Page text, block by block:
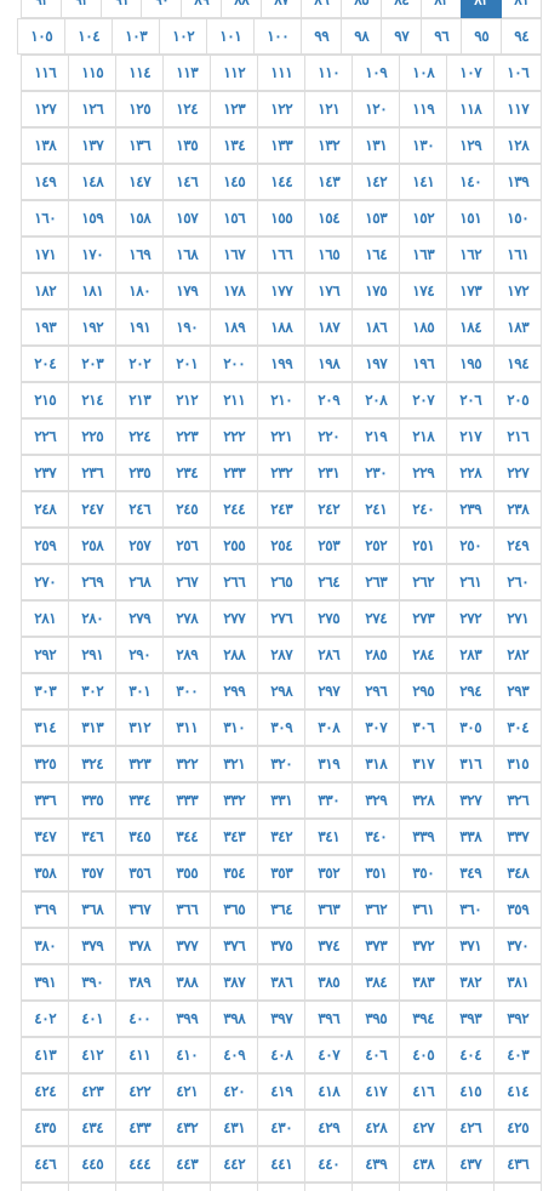
٩٤ ٩٥ ٩٦ ٩٧ ٩٨ ٩٩ ١٠٠ ١٠١ ١٠٢ ١٠٣ ١٠٤ ١٠٥
١٠٦ ١٠٧ ١٠٨ ١٠٩ ١١٠ ١١١ ١١٢ ١١٣ ١١٤ ١١٥ ١١٦
١١٧ ١١٨ ١١٩ ١٢٠ ١٢١ ١٢٢ ١٢٣ ١٢٤ ١٢٥ ١٢٦ ١٢٧
١٢٨ ١٢٩ ١٣٠ ١٣١ ١٣٢ ١٣٣ ١٣٤ ١٣٥ ١٣٦ ١٣٧ ١٣٨
١٣٩ ١٤٠ ١٤١ ١٤٢ ١٤٣ ١٤٤ ١٤٥ ١٤٦ ١٤٧ ١٤٨ ١٤٩
١٥٠ ١٥١ ١٥٢ ١٥٣ ١٥٤ ١٥٥ ١٥٦ ١٥٧ ١٥٨ ١٥٩ ١٦٠
١٦١ ١٦٢ ١٦٣ ١٦٤ ١٦٥ ١٦٦ ١٦٧ ١٦٨ ١٦٩ ١٧٠ ١٧١
١٧٢ ١٧٣ ١٧٤ ١٧٥ ١٧٦ ١٧٧ ١٧٨ ١٧٩ ١٨٠ ١٨١ ١٨٢
١٨٣ ١٨٤ ١٨٥ ١٨٦ ١٨٧ ١٨٨ ١٨٩ ١٩٠ ١٩١ ١٩٢ ١٩٣
١٩٤ ١٩٥ ١٩٦ ١٩٧ ١٩٨ ١٩٩ ٢٠٠ ٢٠١ ٢٠٢ ٢٠٣ ٢٠٤
٢٠٥ ٢٠٦ ٢٠٧ ٢٠٨ ٢٠٩ ٢١٠ ٢١١ ٢١٢ ٢١٣ ٢١٤ ٢١٥
٢١٦ ٢١٧ ٢١٨ ٢١٩ ٢٢٠ ٢٢١ ٢٢٢ ٢٢٣ ٢٢٤ ٢٢٥ ٢٢٦
٢٢٧ ٢٢٨ ٢٢٩ ٢٣٠ ٢٣١ ٢٣٢ ٢٣٣ ٢٣٤ ٢٣٥ ٢٣٦ ٢٣٧
٢٣٨ ٢٣٩ ٢٤٠ ٢٤١ ٢٤٢ ٢٤٣ ٢٤٤ ٢٤٥ ٢٤٦ ٢٤٧ ٢٤٨
٢٤٩ ٢٥٠ ٢٥١ ٢٥٢ ٢٥٣ ٢٥٤ ٢٥٥ ٢٥٦ ٢٥٧ ٢٥٨ ٢٥٩
٢٦٠ ٢٦١ ٢٦٢ ٢٦٣ ٢٦٤ ٢٦٥ ٢٦٦ ٢٦٧ ٢٦٨ ٢٦٩ ٢٧٠
٢٧١ ٢٧٢ ٢٧٣ ٢٧٤ ٢٧٥ ٢٧٦ ٢٧٧ ٢٧٨ ٢٧٩ ٢٨٠ ٢٨١
٢٨٢ ٢٨٣ ٢٨٤ ٢٨٥ ٢٨٦ ٢٨٧ ٢٨٨ ٢٨٩ ٢٩٠ ٢٩١ ٢٩٢
٢٩٣ ٢٩٤ ٢٩٥ ٢٩٦ ٢٩٧ ٢٩٨ ٢٩٩ ٣٠٠ ٣٠١ ٣٠٢ ٣٠٣
٣٠٤ ٣٠٥ ٣٠٦ ٣٠٧ ٣٠٨ ٣٠٩ ٣١٠ ٣١١ ٣١٢ ٣١٣ ٣١٤
٣١٥ ٣١٦ ٣١٧ ٣١٨ ٣١٩ ٣٢٠ ٣٢١ ٣٢٢ ٣٢٣ ٣٢٤ ٣٢٥
٣٢٦ ٣٢٧ ٣٢٨ ٣٢٩ ٣٣٠ ٣٣١ ٣٣٢ ٣٣٣ ٣٣٤ ٣٣٥ ٣٣٦
٣٣٧ ٣٣٨ ٣٣٩ ٣٤٠ ٣٤١ ٣٤٢ ٣٤٣ ٣٤٤ ٣٤٥ ٣٤٦ ٣٤٧
٣٤٨ ٣٤٩ ٣٥٠ ٣٥١ ٣٥٢ ٣٥٣ ٣٥٤ ٣٥٥ ٣٥٦ ٣٥٧ ٣٥٨
٣٥٩ ٣٦٠ ٣٦١ ٣٦٢ ٣٦٣ ٣٦٤ ٣٦٥ ٣٦٦ ٣٦٧ ٣٦٨ ٣٦٩
٣٧٠ ٣٧١ ٣٧٢ ٣٧٣ ٣٧٤ ٣٧٥ ٣٧٦ ٣٧٧ ٣٧٨ ٣٧٩ ٣٨٠
٣٨١ ٣٨٢ ٣٨٣ ٣٨٤ ٣٨٥ ٣٨٦ ٣٨٧ ٣٨٨ ٣٨٩ ٣٩٠ ٣٩١
٣٩٢ ٣٩٣ ٣٩٤ ٣٩٥ ٣٩٦ ٣٩٧ ٣٩٨ ٣٩٩ ٤٠٠ ٤٠١ ٤٠٢
٤٠٣ ٤٠٤ ٤٠٥ ٤٠٦ ٤٠٧ ٤٠٨ ٤٠٩ ٤١٠ ٤١١ ٤١٢ ٤١٣
٤١٤ ٤١٥ ٤١٦ ٤١٧ ٤١٨ ٤١٩ ٤٢٠ ٤٢١ ٤٢٢ ٤٢٣ ٤٢٤
٤٢٥ ٤٢٦ ٤٢٧ ٤٢٨ ٤٢٩ ٤٣٠ ٤٣١ ٤٣٢ ٤٣٣ ٤٣٤ ٤٣٥
٤٣٦ ٤٣٧ ٤٣٨ ٤٣٩ ٤٤٠ ٤٤١ ٤٤٢ ٤٤٣ ٤٤٤ ٤٤٥ ٤٤٦